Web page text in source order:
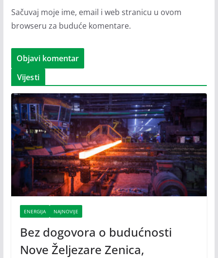
Sačuvaj moje ime, email i web stranicu u ovom
browseru za buduće komentare.
Vijesti
ENERGIJA NAJNOVIJE
Bez dogovora o budućnosti
Nove Željezare Zenica,